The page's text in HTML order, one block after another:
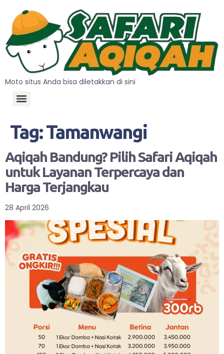
Moto situs Anda bisa diletakkan di sini
Tag:Tamanwangi
Aqiqah Bandung? Pilih Safari Aqiqah
untuk Layanan Terpercaya dan
Harga Terjangkau
28 April 2026